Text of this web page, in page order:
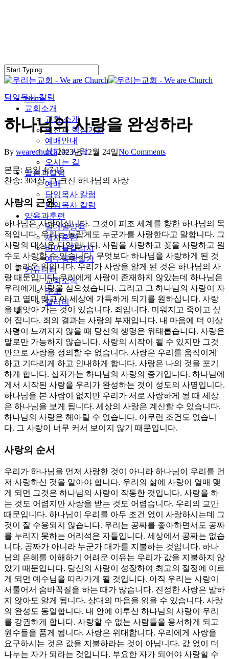
search
Menu Home
교회소개
교회 소개
비전과 핵심가치
예배안내
섬기는 사람
오시는 길
말씀과칼럼
예배
담임목사 칼럼
담임목사 칼럼
양육과훈련
일대일양육
제자훈련
바이블칼리지
예수동행일기
커뮤니티
교회소식
주보
갤러리
youtube
soundcloud
search
담임목사 칼럼
하나님의 사랑을 완성하라
By wearechurch2023년 12월 24일No Comments
본문: 요일 4:7-15
찬송: 304장. 그 크신 하나님의 사랑
사랑의 근원
하나님은 사랑이십니다. 그것이 피조 세계를 향한 하나님의 목
적입니다. 우리는 놀랍게도 누군가를 사랑한다고 말합니다. 그
사랑의 대상은 다양합니다. 사람을 사랑하고 꽃을 사랑하고 원
수도 사랑할 수 있습니다. 무엇보다 하나님을 사랑하게 된 것
이 놀라운 일입니다. 우리가 사랑을 알게 된 것은 하나님의 사
랑 때문입니다. 우리에게 사랑이 존재하지 않았는데 하나님은
우리에게 사랑을 심으셨습니다. 그리고 그 하나님의 사랑이 자
라고 열매 맺고 이 세상에 가득하게 되기를 원하십니다. 사랑
을 빼앗아 가는 것이 있습니다. 죄입니다. 미워지고 죽이고 싶
어 집니다. 죄의 결과는 사랑의 부재입니다. 내 마음에 더 이상
사랑이 느껴지지 않을 때 당신의 생명은 위태롭습니다. 사랑은
말로만 가능하지 않습니다. 사랑의 시작이 될 수 있지만 그것
만으로 사랑을 정의할 수 없습니다. 사랑은 우리를 움직이게
하고 기다리게 하고 인내하게 합니다. 사랑은 나의 것을 포기
하게 합니다. 십자가는 하나님의 사랑의 증거입니다. 하나님에
게서 시작된 사랑을 우리가 완성하는 것이 성도의 사명입니다.
하나님을 본 사람이 없지만 우리가 서로 사랑하게 될 때 세상
은 하나님을 보게 됩니다. 세상의 사랑은 계산할 수 있습니다.
하나님의 사랑은 헤아릴 수 없습니다. 아무런 조건도 없습니
다. 그 사랑이 너무 커서 보이지 않기 때문입니다.
사랑의 순서
우리가 하나님을 먼저 사랑한 것이 아니라 하나님이 우리를 먼
저 사랑하신 것을 알아야 합니다. 우리의 삶에 사랑이 열매 맺
게 되면 그것은 하나님의 사랑이 작동한 것입니다. 사랑을 하
는 것도 어렵지만 사랑을 받는 것도 어렵습니다. 우리의 교만
때문입니다. 하나님이 우리를 아무 조건 없이 사랑하시는데 그
것이 잘 수용되지 않습니다. 우리는 공짜를 좋아하면서도 공짜
를 누리지 못하는 어리석은 자들입니다. 세상에서 공짜는 없습
니다. 공짜가 아니라 누군가 대가를 지불하는 것입니다. 하나
님의 은혜를 이해하기 어려운 이유는 우리가 값을 지불하지 않
았기 때문입니다. 당신의 사랑이 성장하여 최고의 절정에 이르
게 되면 예수님을 따라가게 될 것입니다. 아직 우리는 사랑이
서툴어서 숨바꼭질을 하는 때가 많습니다. 진정한 사랑은 말하
지 않아도 알게 됩니다. 상대의 마음을 읽을 수 있습니다. 사랑
의 완성도 동일합니다. 내 안에 이루신 하나님의 사랑이 우리
를 강권하게 합니다. 사랑할 수 없는 사람들을 용서하게 되고
원수들을 품게 됩니다. 사랑은 위대합니다. 우리에게 사랑을
요구하시는 것은 값을 지불하라는 것이 아닙니다. 값 없이 더
나누는 자가 되라는 것입니다. 부요한 자가 되어야 사랑할 수